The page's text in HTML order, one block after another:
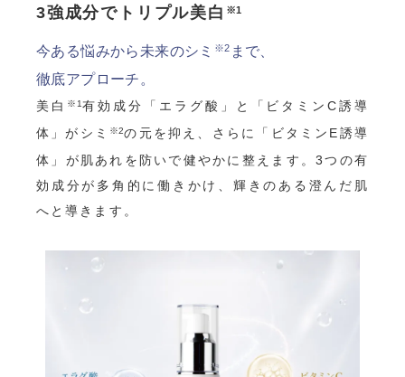
3強成分でトリプル美白 ※1
今ある悩みから未来のシミ ※2 まで、
徹底アプローチ。
美白 ※1有効成分「エラグ酸」と「ビタミンC誘導
体」がシミ
※2の元を抑え、さらに「ビタミンE誘導
体」が肌あれを防いで健やかに整えます。3つの有
効成分が多角的に働きかけ、輝きのある澄んだ肌
へと導きます。